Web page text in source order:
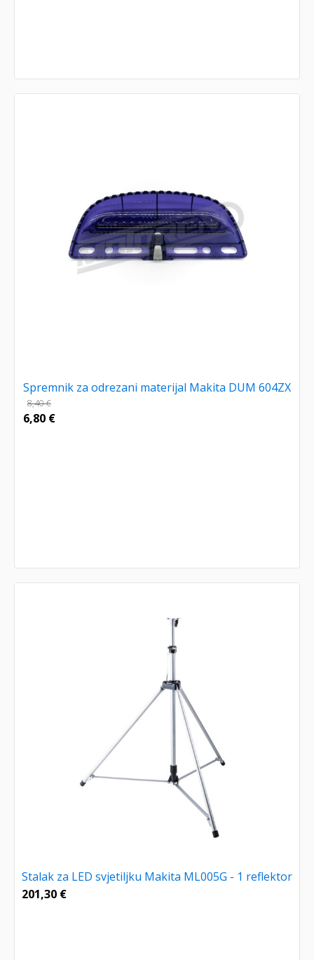
Spremnik za odrezani materijal Makita DUM 604ZX
8,40€
6,80 €
Stalak za LED svjetiljku Makita ML005G - 1 reflektor
201,30 €